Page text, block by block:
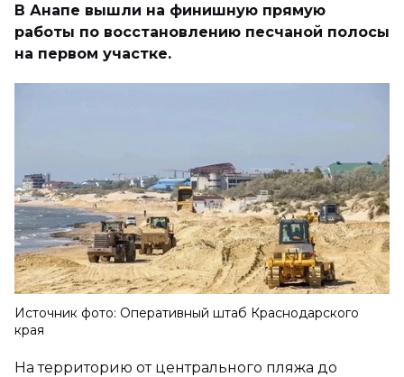
В Анапе вышли на финишную прямую
работы по восстановлению песчаной полосы
на первом участке.
Источник фото: Оперативный штаб Краснодарского
края
На территорию от центрального пляжа до